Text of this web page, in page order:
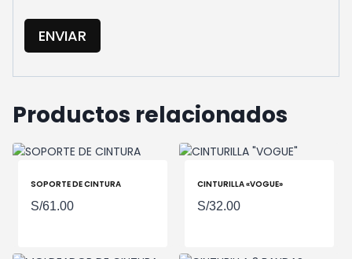
Productos relacionados
SOPORTE DE CINTURA
S/61.00
CINTURILLA «VOGUE»
S/32.00